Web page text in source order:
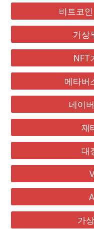
비트코
가상
NFT
메타버
네이
재
대
가